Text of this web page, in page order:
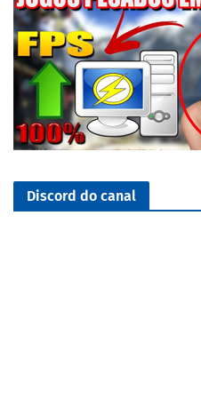
Discord do canal